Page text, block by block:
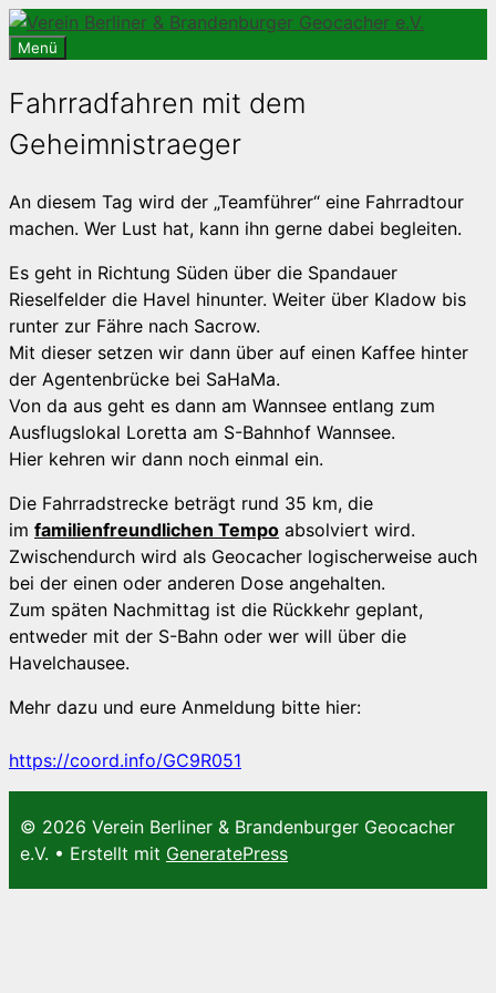
Zum
Inhalt
Menü
Fahrradfahren mit dem
Geheimnistraeger
An diesem Tag wird der „Teamführer“ eine Fahrradtour
machen. Wer Lust hat, kann ihn gerne dabei begleiten.
Es geht in Richtung Süden über die Spandauer
Rieselfelder die Havel hinunter. Weiter über Kladow bis
runter zur Fähre nach Sacrow.
Mit dieser setzen wir dann über auf einen Kaffee hinter
der Agentenbrücke bei SaHaMa.
Von da aus geht es dann am Wannsee entlang zum
Ausflugslokal Loretta am S-Bahnhof Wannsee.
Hier kehren wir dann noch einmal ein.
Die Fahrradstrecke beträgt rund 35 km, die
im familienfreundlichen Tempo absolviert wird.
Zwischendurch wird als Geocacher logischerweise auch
bei der einen oder anderen Dose angehalten.
Zum späten Nachmittag ist die Rückkehr geplant,
entweder mit der S-Bahn oder wer will über die
Havelchausee.
Mehr dazu und eure Anmeldung bitte hier:
https://coord.info/GC9R051
© 2026 Verein Berliner & Brandenburger Geocacher
e.V. • Erstellt mit GeneratePress